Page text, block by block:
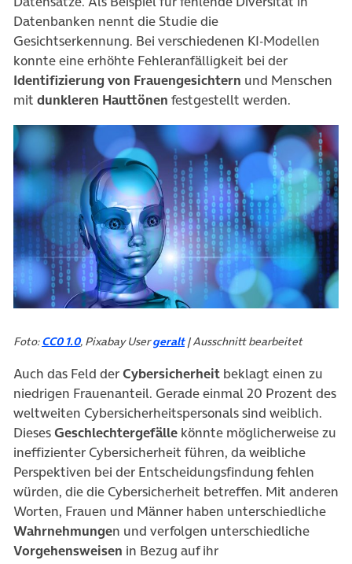
Datenbanken nennt die Studie die
Gesichtserkennung. Bei verschiedenen KI-Modellen
konnte eine erhöhte Fehleranfälligkeit bei der
Identifizierung von Frauengesichtern und Menschen
mit dunkleren Hauttönen festgestellt werden.
Foto:CC0 1.0, Pixabay Usergeralt| Ausschnitt bearbeitet
Auch das Feld derCybersicherheit beklagt einen zu
niedrigen Frauenanteil. Gerade einmal 20 Prozent des
weltweiten Cybersicherheitspersonals sind weiblich.
DiesesGeschlechtergefälle könnte möglicherweise zu
ineffizienter Cybersicherheit führen, da weibliche
Perspektiven bei der Entscheidungsfindung fehlen
würden, die die Cybersicherheit betreffen. Mit anderen
Worten, Frauen und Männer haben unterschiedliche
Wahrnehmungen und verfolgen unterschiedliche
Vorgehensweisen in Bezug auf ihr